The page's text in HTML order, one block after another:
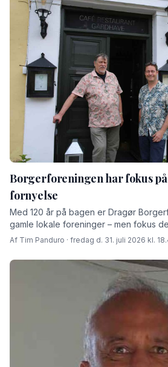
Borgerforeningen har fokus
fornyelse
Med 120 år på bagen er Dragør
gamle lokale foreninger – men fokus
skabe rammer for fremtiden fortæller
Af Tim Panduro · fredag d. 31. juli 2026 kl.